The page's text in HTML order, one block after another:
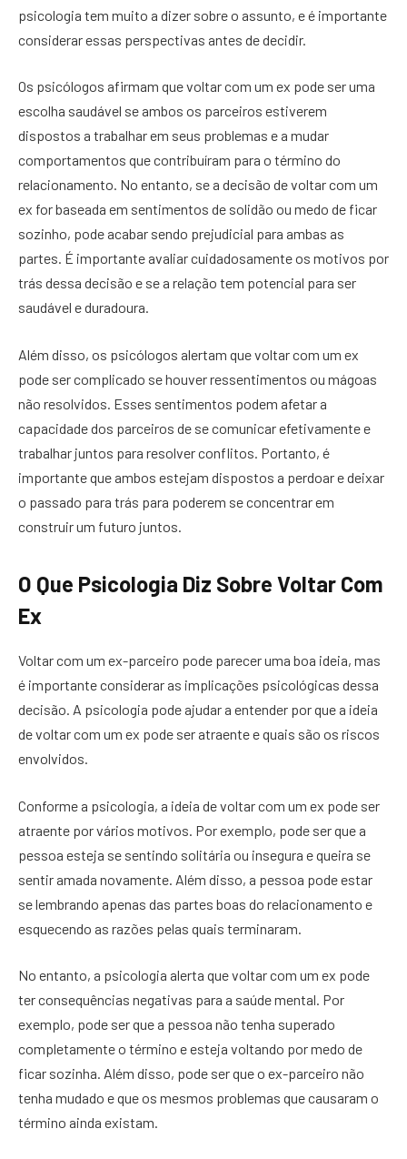
psicologia tem muito a dizer sobre o assunto, e é importante
considerar essas perspectivas antes de decidir.
Os psicólogos afirmam que voltar com um ex pode ser uma
escolha saudável se ambos os parceiros estiverem
dispostos a trabalhar em seus problemas e a mudar
comportamentos que contribuíram para o término do
relacionamento. No entanto, se a decisão de voltar com um
ex for baseada em sentimentos de solidão ou medo de ficar
sozinho, pode acabar sendo prejudicial para ambas as
partes. É importante avaliar cuidadosamente os motivos por
trás dessa decisão e se a relação tem potencial para ser
saudável e duradoura.
Além disso, os psicólogos alertam que voltar com um ex
pode ser complicado se houver ressentimentos ou mágoas
não resolvidos. Esses sentimentos podem afetar a
capacidade dos parceiros de se comunicar efetivamente e
trabalhar juntos para resolver conflitos. Portanto, é
importante que ambos estejam dispostos a perdoar e deixar
o passado para trás para poderem se concentrar em
construir um futuro juntos.
O Que Psicologia Diz Sobre Voltar Com
Ex
Voltar com um ex-parceiro pode parecer uma boa ideia, mas
é importante considerar as implicações psicológicas dessa
decisão. A psicologia pode ajudar a entender por que a ideia
de voltar com um ex pode ser atraente e quais são os riscos
envolvidos.
Conforme a psicologia, a ideia de voltar com um ex pode ser
atraente por vários motivos. Por exemplo, pode ser que a
pessoa esteja se sentindo solitária ou insegura e queira se
sentir amada novamente. Além disso, a pessoa pode estar
se lembrando apenas das partes boas do relacionamento e
esquecendo as razões pelas quais terminaram.
No entanto, a psicologia alerta que voltar com um ex pode
ter consequências negativas para a saúde mental. Por
exemplo, pode ser que a pessoa não tenha superado
completamente o término e esteja voltando por medo de
ficar sozinha. Além disso, pode ser que o ex-parceiro não
tenha mudado e que os mesmos problemas que causaram o
término ainda existam.